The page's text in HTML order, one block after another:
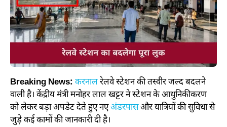
Breaking News: करनालरेलवे स्टेशन की तस्वीर जल्द बदलने
वाली है। केंद्रीय मंत्री मनोहर लाल खट्टर ने स्टेशन के आधुनिकीकरण
को लेकर बड़ा अपडेट देते हुए नएअंडरपासऔर यात्रियों की सुविधा से
जुड़े कई कामों की जानकारी दी है।